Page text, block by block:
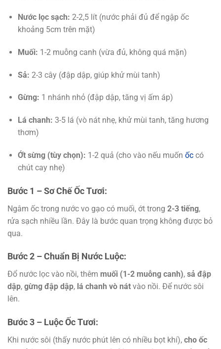
Nước lọc sạch: 2-2,5 lít (nước phải đủ để ngập ốc
khoảng 5cm trên mặt)
Muối: 1-2 muỗng canh (vừa đủ, không quá mặn)
Sả: 2-3 cây (đập dập, giúp khử mùi tanh)
Gừng: 1 nhánh nhỏ (đập dập, tăng vị ấm áp)
Lá chanh: 3-5 lá (vò nát nhẹ, khử mùi tanh, tăng hương
thơm)
Ớt sừng (tùy chọn): 1-2 quả (cho vào nếu muốn ốccó
chút cay nhẹ)
Bước 1 – Sơ Chế Ốc Tươi:
Ngâm ốc trong nước vo gạo có muối, ớt trong 2-3 tiếng,
rửa sạch nhiều lần. Đây là bước quan trọng không được bỏ
qua.
Bước 2 – Chuẩn Bị Nước Luộc:
Đổ nước lọc vào nồi, thêm muối (1-2 muỗng canh), sả đập
dập, gừng đập dập, lá chanh vò nát vào nồi. Để nước sôi
lên.
Bước 3 – Luộc Ốc Tươi:
Khi nước sôi (thấy nước phút lên có nhiều bọt khí), cho ốc